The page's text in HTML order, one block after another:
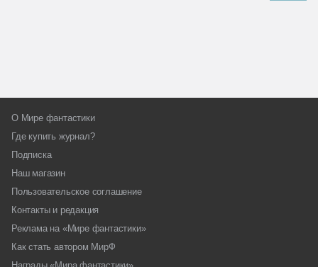
О Мире фантастики
Где купить журнал?
Подписка
Наш магазин
Пользовательское соглашение
Контакты и редакция
Реклама на «Мире фантастики»
Как стать автором МирФ